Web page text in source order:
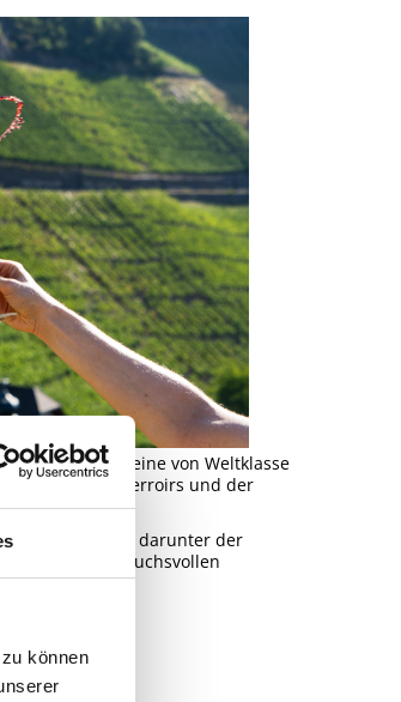
können
Anspruch, Weine von Weltklasse
Erhalt des Terroirs und der
Lagen der Ahr, darunter der
für den anspruchsvollen